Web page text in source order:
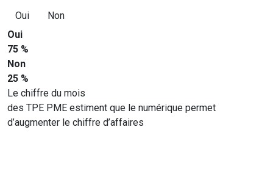
Oui
Non
Oui
75 %
Non
25 %
Le chiffre du mois
des TPE PME estiment que le numérique permet
d’augmenter le chiffre d’affaires